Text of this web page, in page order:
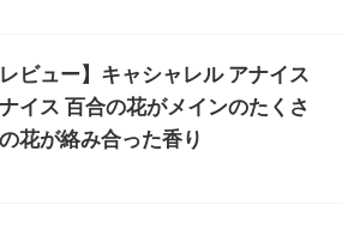
レビュー】キャシャレル アナイス
イス 百合の花がメインのたくさ
花が絡み合った香り